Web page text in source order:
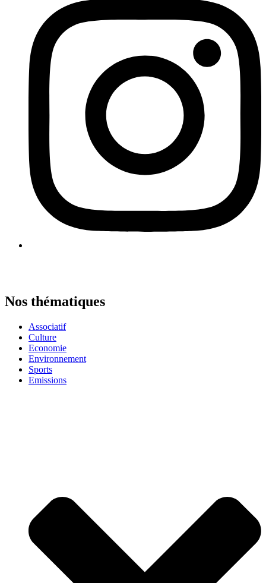
Nos thématiques
Associatif
Culture
Economie
Environnement
Sports
Emissions